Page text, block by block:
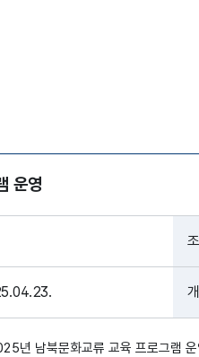
운영
년 남북문화교류 교육 프로그램